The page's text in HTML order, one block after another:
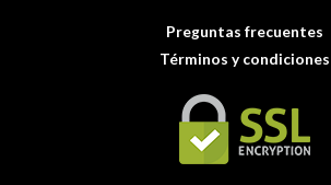
Preguntas frecuentes
Términos y condiciones